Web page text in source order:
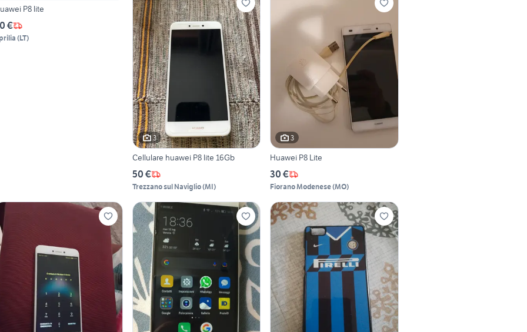
P8 lite
€
(LT)
3
Cellulare huawei P8 lite 16Gb
50 €
Trezzano sul Naviglio(MI)
3
Huawei P8 Lite
30 €
Fiorano Modenese(MO)